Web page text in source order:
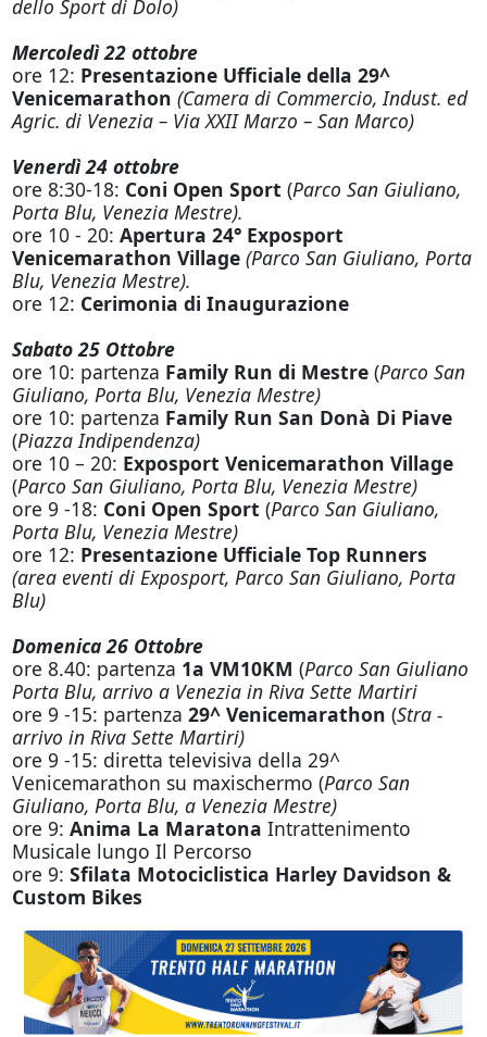
dello Sport di Dolo)
Mercoledì 22 ottobre
ore 12: Presentazione Ufficiale della 29^
Venicemarathon (Camera di Commercio, Indust. ed
Agric. di Venezia – Via XXII Marzo – San Marco)
Venerdì 24 ottobre
ore 8:30-18: Coni Open Sport (Parco San Giuliano,
Porta Blu, Venezia Mestre).
ore 10 - 20: Apertura 24° Exposport
Venicemarathon Village (Parco San Giuliano, Porta
Blu, Venezia Mestre).
ore 12: Cerimonia di Inaugurazione
Sabato 25 Ottobre
ore 10: partenza Family Run di Mestre (Parco San
Giuliano, Porta Blu, Venezia Mestre)
ore 10: partenza Family Run San Donà Di Piave
(Piazza Indipendenza)
ore 10 – 20: Exposport Venicemarathon Village
(Parco San Giuliano, Porta Blu, Venezia Mestre)
ore 9 -18: Coni Open Sport (Parco San Giuliano,
Porta Blu, Venezia Mestre)
ore 12: Presentazione Ufficiale Top Runners
(area eventi di Exposport, Parco San Giuliano, Porta
Blu)
Domenica 26 Ottobre
ore 8.40: partenza 1a VM10KM (Parco San Giuliano
Porta Blu, arrivo a Venezia in Riva Sette Martiri
ore 9 -15: partenza 29^ Venicemarathon (Stra -
arrivo in Riva Sette Martiri)
ore 9 -15: diretta televisiva della 29^
Venicemarathon su maxischermo (Parco San
Giuliano, Porta Blu, a Venezia Mestre)
ore 9: Anima La Maratona Intrattenimento
Musicale lungo Il Percorso
ore 9: Sfilata Motociclistica Harley Davidson &
Custom Bikes